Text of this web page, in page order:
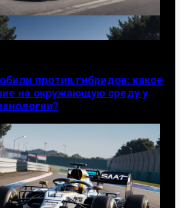
против гибридов: какое
на окружающую среду у